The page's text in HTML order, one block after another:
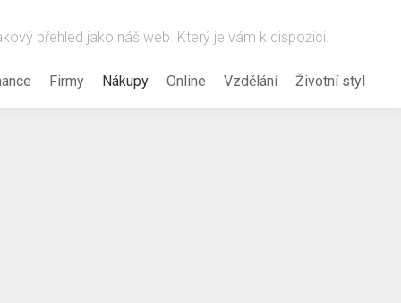
přehled jako náš web. Který je vám k dispozici.
Firmy Nákupy Online Vzdělání Životní styl